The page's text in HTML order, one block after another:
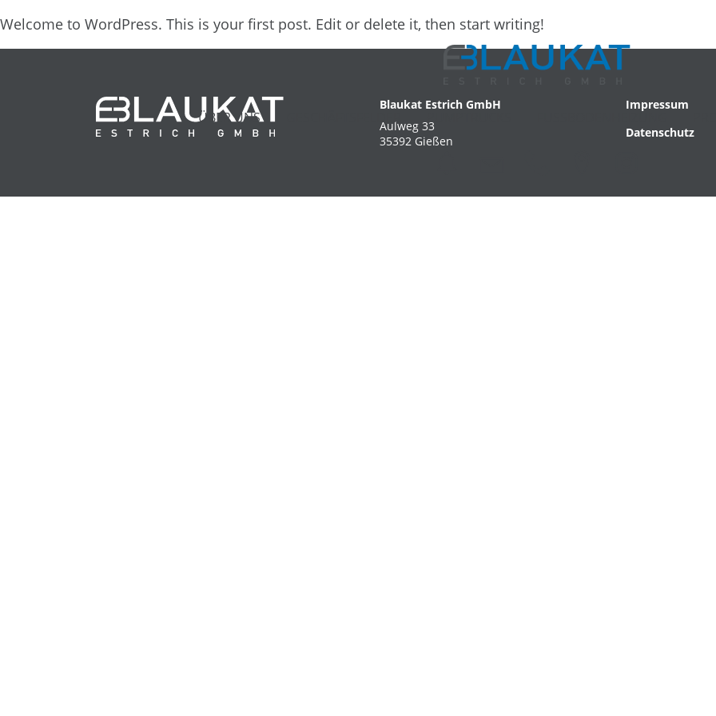
ÜBER UNS GESCHÄFTSFELDER
Welcome to WordPress. This is your first post. Edit or delete it, then start writing!
Blaukat Estrich GmbH
Aulweg 33
35392 Gießen
Impressum
Datenschutz